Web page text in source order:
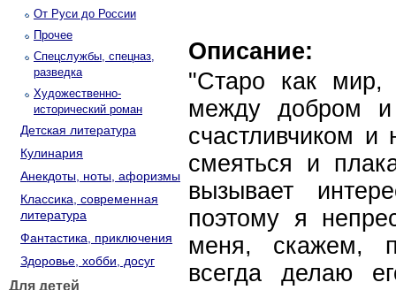
От Руси до России
Прочее
Спецслужбы, спецназ,
разведка
Художественно-
исторический роман
Детская литература
Кулинария
Анекдоты, ноты, афоризмы
Классика, современная
литература
Фантастика, приключения
Здоровье, хобби, досуг
Для детей
Описание:
"Старо как мир,
между добром
счастливчиком и
смеяться и
вызывает
поэтому я
меня, скажем,
всегда делаю